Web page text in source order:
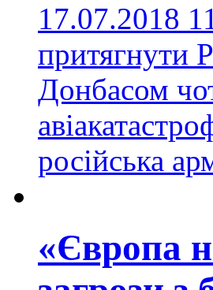
17.07.2018
притягнути
Донбасом
російська
«Європа